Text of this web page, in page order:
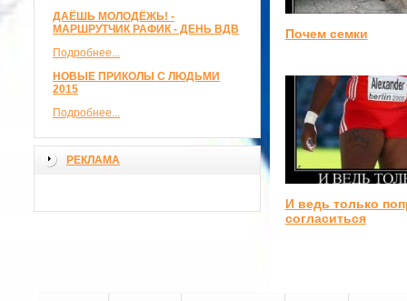
ДАЁШЬ МОЛОДЁЖЬ! -
МАРШРУТЧИК РАФИК - ДЕНЬ ВДВ
Подробнее...
НОВЫЕ ПРИКОЛЫ С ЛЮДЬМИ
2015
Подробнее...
РЕКЛАМА
Почем семки
И ведь только
согласиться